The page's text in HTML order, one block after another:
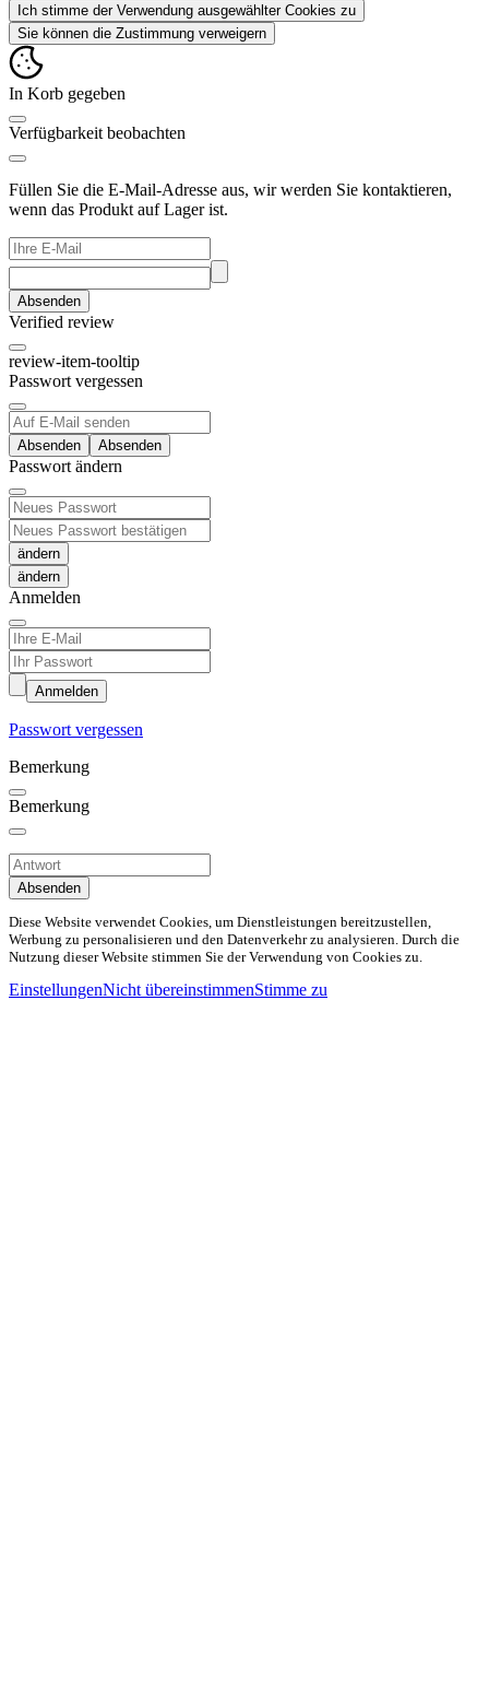
Ich stimme der Verwendung ausgewählter Cookies zu
Sie können die Zustimmung verweigern
In Korb gegeben
Verfügbarkeit beobachten
Füllen Sie die E-Mail-Adresse aus, wir werden Sie kontaktieren,
wenn das Produkt auf Lager ist.
Absenden
Verified review
review-item-tooltip
Passwort vergessen
Absenden
Passwort ändern
ändern
Anmelden
Anmelden
Passwort vergessen
Bemerkung
Bemerkung
Absenden
Diese Website verwendet Cookies, um Dienstleistungen bereitzustellen,
Werbung zu personalisieren und den Datenverkehr zu analysieren. Durch die
Nutzung dieser Website stimmen Sie der Verwendung von Cookies zu.
EinstellungenNicht übereinstimmenStimme zu